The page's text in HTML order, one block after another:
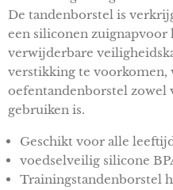
De tandenborstel is
een siliconen zuignapvoor
verwijderbare
verstikking te voorkomen,
oefentandenborstel zowel
gebruiken is.
Geschikt voor alle
voedselveilig silicone
Trainingstandenborstel